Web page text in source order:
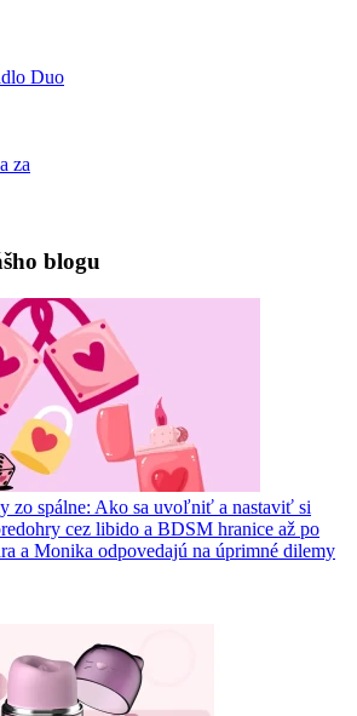
Duo
za
blogu
zo spálne: Ako sa uvoľniť a nastaviť si
cez libido a BDSM hranice až po
a Monika odpovedajú na úprimné dilemy